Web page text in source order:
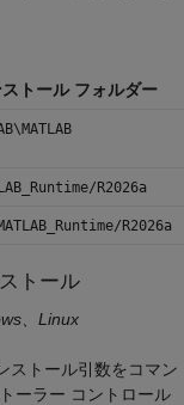
トール フォルダー
R2026a
R2026a
トール
、Linux
ストール引数をコマン
ーラー コントロール